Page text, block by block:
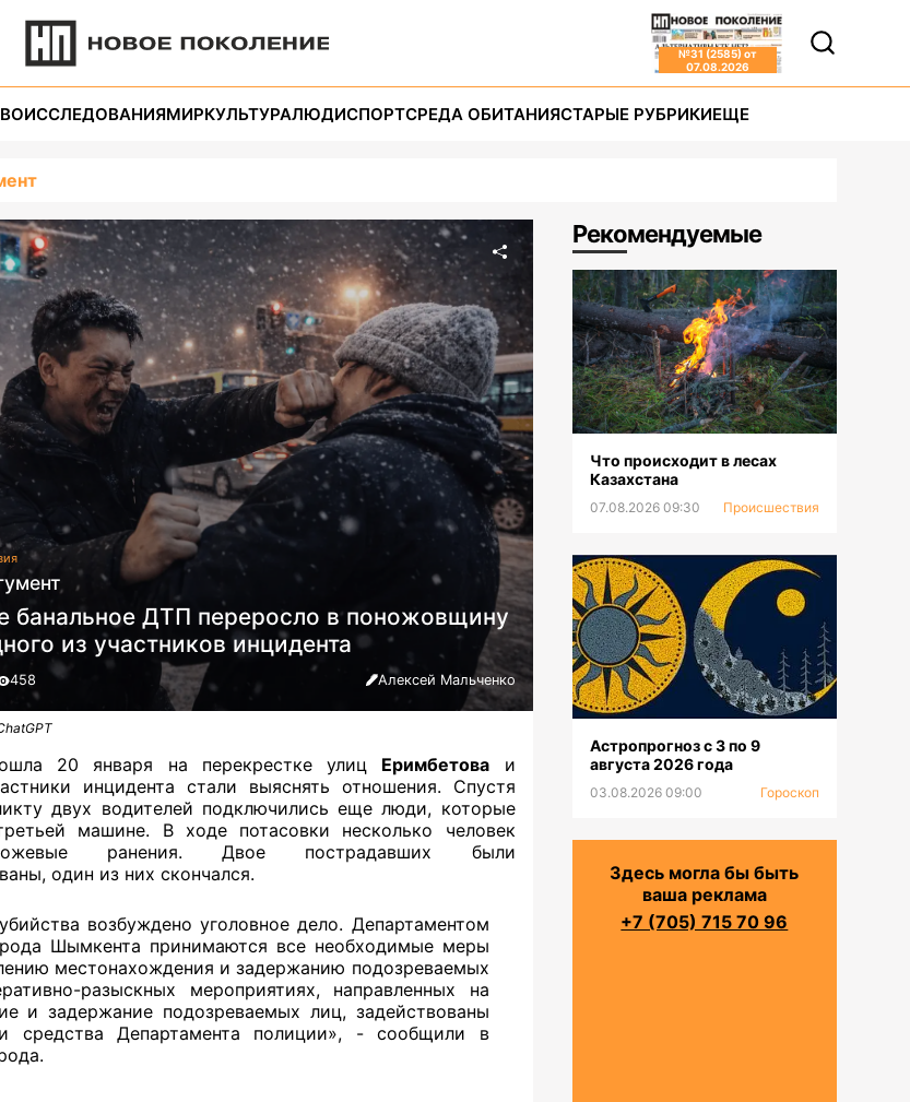
№31 (2585) от
07.08.2026
ИССЛЕДОВАНИЯМИРКУЛЬТУРАЛЮДИСПОРТСРЕДА ОБИТАНИЯСТАРЫЕ РУБРИКИЕЩЕ
банальное ДТП переросло в поножовщину
из участников инцидента
458 Алексей Мальченко
20 января на перекрестке улиц Еримбетова и
инцидента стали выяснять отношения. Спустя
двух водителей подключились еще люди, которые
машине. В ходе потасовки несколько человек
ранения. Двое пострадавших были
один из них скончался.
возбуждено уголовное дело. Департаментом
Шымкента принимаются все необходимые меры
местонахождения и задержанию подозреваемых
разыскных мероприятиях, направленных на
и задержание подозреваемых лиц, задействованы
средства Департамента полиции», - сообщили в
Рекомендуемые
Что происходит в лесах
Казахстана
07.08.2026 09:30 Происшествия
Астропрогноз с 3 по 9
августа 2026 года
03.08.2026 09:00 Гороскоп
Здесь могла бы быть
ваша реклама
+7 (705) 715 70 96